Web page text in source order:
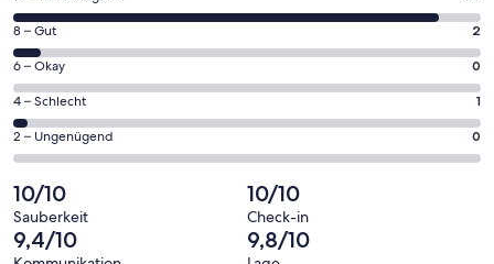
neuen
Fenster
geöffnet
von
insgesamt
33
Gästebewertungen
haben
eine
Bewertung
von
10
-
Hervorragend
2
von
insgesamt
33
Gästebewertungen
haben
Bewertung
von
8
8 – Gut 2
0
von
insgesamt
33
Gästebewertungen
haben
eine
Bewertung
von
6 – Okay 0
1
von
insgesamt
Gästebewertungen
haben
eine
4 – Schlecht 1
0
von
insgesamt
33
Gästebewertungen
haben
2 – Ungenügend 0
10/10
Sauberkeit
10/10
Check-in
9,4/10 9,8/10